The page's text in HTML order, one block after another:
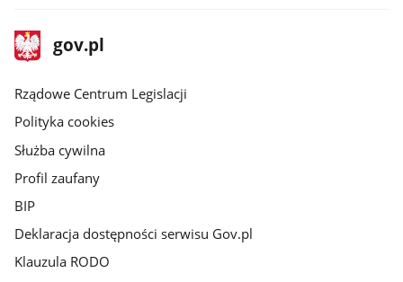
stopka
gov.plStrona
gov.pl
Rządowe Centrum Legislacji
Polityka cookies
Służba cywilna
Profil zaufany
BIP
Deklaracja dostępności serwisu Gov.pl
Klauzula RODO